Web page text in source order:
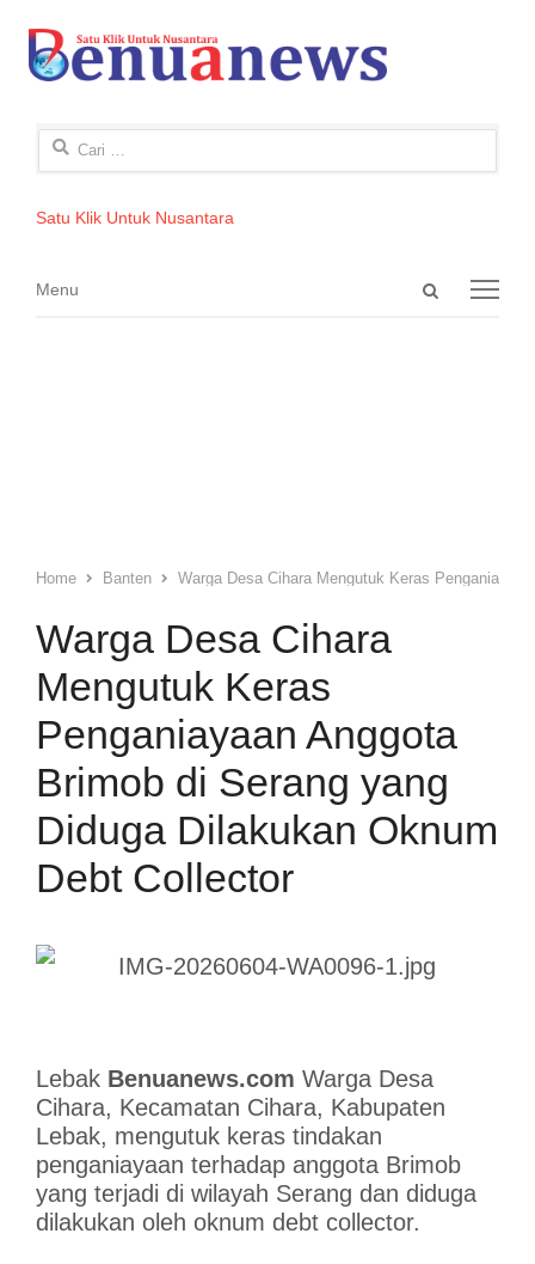
Cari
Satu Klik Untuk Nusantara
Open
Menu
Menu
Home Banten Warga Desa Cihara Mengutuk Keras
Warga Desa Cihara
Mengutuk Keras
Penganiayaan Anggota
Brimob di Serang yang
Diduga Dilakukan Oknum
Debt Collector
Lebak Benuanews.com Warga Desa
Cihara, Kecamatan Cihara, Kabupaten
Lebak, mengutuk keras tindakan
penganiayaan terhadap anggota Brimob
yang terjadi di wilayah Serang dan diduga
dilakukan oleh oknum debt collector.